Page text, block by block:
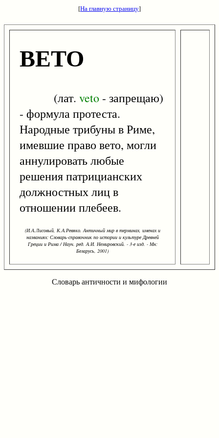
[На главную страницу]
ВЕТО
(лат. veto - запрещаю)
- формула протеста.
Народные трибуны в Риме,
имевшие право вето, могли
аннулировать любые
решения патрицианских
должностных лиц в
отношении плебеев.
(И.А.Лисовый, К.А.Ревяко. Античный мир в терминах, именах и
названиях: Словарь-справочник по истории и культуре Древней
Греции и Рима / Науч. ред. А.И. Немировский. - 3-е изд. - Мн:
Беларусь, 2001)
Словарь античности и мифологии